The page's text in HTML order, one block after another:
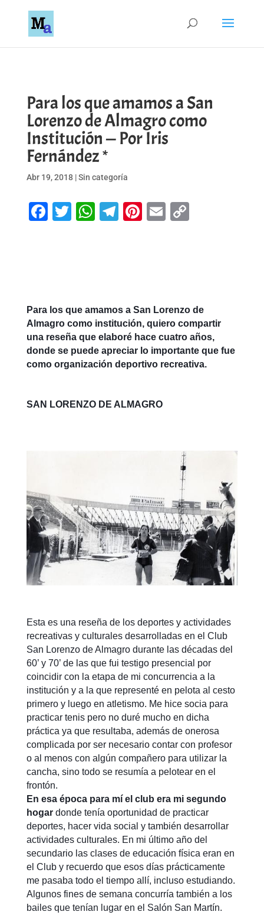
Para los que amamos a San
Lorenzo de Almagro como
Institución — Por Iris
Fernández *
Abr 19, 2018|Sin categoría
Facebook
Twitter
WhatsApp
Telegram
Pinterest
EmailCopy
Para los que amamos a San Lorenzo de
Almagro como institución, quiero compartir
una reseña que elaboré hace cuatro años,
donde se puede apreciar lo importante que fue
como organización deportivo recreativa.
SAN LORENZO DE ALMAGRO
Esta es una reseña de los deportes y actividades
recreativas y culturales desarrolladas en el Club
San Lorenzo de Almagro durante las décadas del
60’ y 70’ de las que fui testigo presencial por
coincidir con la etapa de mi concurrencia a la
institución y a la que representé en pelota al cesto
primero y luego en atletismo. Me hice socia para
practicar tenis pero no duré mucho en dicha
práctica ya que resultaba, además de onerosa
complicada por ser necesario contar con profesor
o al menos con algún compañero para utilizar la
cancha, sino todo se resumía a pelotear en el
frontón.
En esa época para mí el club era mi segundo
hogardonde tenía oportunidad de practicar
deportes, hacer vida social y también desarrollar
actividades culturales. En mi último año del
secundario las clases de educación física eran en
el Club y recuerdo que esos días prácticamente
me pasaba todo el tiempo allí, incluso estudiando.
Algunos fines de semana concurría también a los
bailes que tenían lugar en el Salón San Martín.